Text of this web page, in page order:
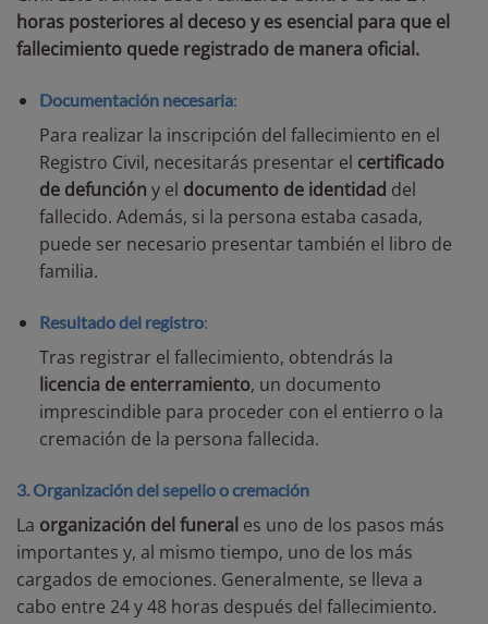
horas posteriores al deceso y es esencial para que el
fallecimiento quede registrado de manera oficial.
Documentación necesaria:
Para realizar la inscripción del fallecimiento en el
Registro Civil, necesitarás presentar el certificado
de defunción y el documento de identidad del
fallecido. Además, si la persona estaba casada,
puede ser necesario presentar también el libro de
familia.
Resultado del registro:
Tras registrar el fallecimiento, obtendrás la
licencia de enterramiento, un documento
imprescindible para proceder con el entierro o la
cremación de la persona fallecida.
3. Organización del sepelio o cremación
La organización del funeral es uno de los pasos más
importantes y, al mismo tiempo, uno de los más
cargados de emociones. Generalmente, se lleva a
cabo entre 24 y 48 horas después del fallecimiento.